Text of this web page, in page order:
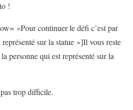
!
»Pour continuer le défi c’est par
sur la statue »]Il vous reste
personne qui est représenté sur la
trop difficile.